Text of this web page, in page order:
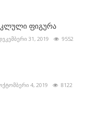
ფიგურა
31, 2019 9552
4, 2019 8122